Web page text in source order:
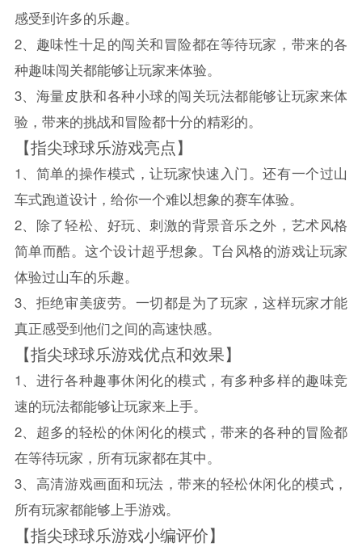
感受到许多的乐趣。
2、趣味性十足的闯关和冒险都在等待玩家，带来的各
种趣味闯关都能够让玩家来体验。
3、海量皮肤和各种小球的闯关玩法都能够让玩家来体
验，带来的挑战和冒险都十分的精彩的。
【指尖球球乐游戏亮点】
1、简单的操作模式，让玩家快速入门。还有一个过山
车式跑道设计，给你一个难以想象的赛车体验。
2、除了轻松、好玩、刺激的背景音乐之外，艺术风格
简单而酷。这个设计超乎想象。T台风格的游戏让玩家
体验过山车的乐趣。
3、拒绝审美疲劳。一切都是为了玩家，这样玩家才能
真正感受到他们之间的高速快感。
【指尖球球乐游戏优点和效果】
1、进行各种趣事休闲化的模式，有多种多样的趣味竞
速的玩法都能够让玩家来上手。
2、超多的轻松的休闲化的模式，带来的各种的冒险都
在等待玩家，所有玩家都在其中。
3、高清游戏画面和玩法，带来的轻松休闲化的模式，
所有玩家都能够上手游戏。
【指尖球球乐游戏小编评价】